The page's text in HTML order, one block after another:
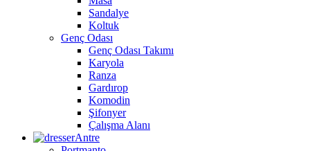
Sandalye
Koltuk
Genç Odası
Genç Odası Takımı
Karyola
Ranza
Gardırop
Komodin
Şifonyer
Çalışma Alanı
Antre